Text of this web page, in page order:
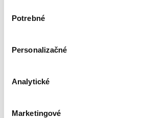
nám pomohlo, keby sme mohli používať
súhlasu
Potrebné
Personalizačné
Analytické
Marketingové
Novinky
Najvyššia zľava
Zrušiť filtre